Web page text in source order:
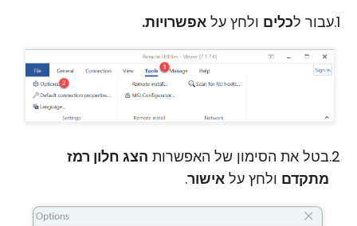
עבור לכלים ולחץ על אפשרויות.
בטל את הסימון של האפשרות הצג חלון רמז
מתקדם ולחץ על אישור.